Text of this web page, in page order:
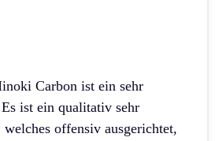
Carbon ist ein sehr
ist ein qualitativ sehr
offensiv ausgerichtet,